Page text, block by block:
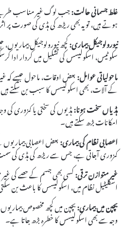
غلط جسمانی حالت:جب لوگ غیر مناسب
ہوتے ہیں، تو یہ بھی ریڑھ کی ہڈی کی صورت پر
نیورولوجیکل بیماری:کچھ نیورولوجیکل
سکوٹیس، اسکولیسس کی تشکیل میں کردار ادا
ماحولیاتی عوامل:بعض اوقات، ماحول جیسے کہ
کے آلات، بھی اسکولیسس کا سبب بن سکتے
ہڈیاں سخت ہونا:ہڈیوں کی سختی یا کمزوری
امکانات بڑھ سکتے ہیں۔
اعصابی نظام کی بیماری:بعض اعصابی
کمزوری آجاتی ہے، جس سے ریڑھ کی ہڈی کی
غیر متوازن ترقی:کسی بھی جسم کے حصے کی
اسکلیٹیل نظام میں، اسکولیسس کا باعث بن
بچپن میں بیماری:بچپن میں کچھ مخصوص
وجہ سے بھی اسکولیسس کا خطرہ بڑھ جاتا ہے۔